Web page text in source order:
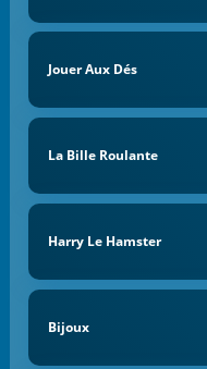
Jouer Aux Dés
La Bille Roulante
Harry Le Hamster
Bijoux